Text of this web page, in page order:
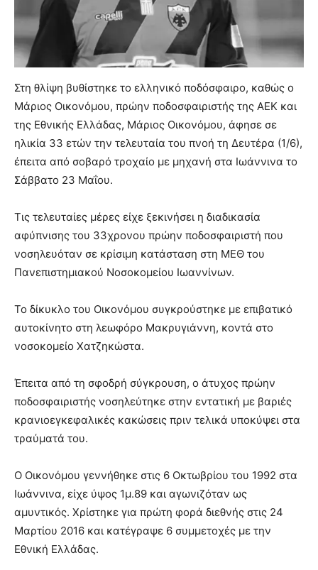
Στη θλίψη βυθίστηκε το ελληνικό ποδόσφαιρο, καθώς ο
Μάριος Οικονόμου, πρώην ποδοσφαιριστής της ΑΕΚ και
της Εθνικής Ελλάδας, Μάριος Οικονόμου, άφησε σε
ηλικία 33 ετών την τελευταία του πνοή τη Δευτέρα (1/6),
έπειτα από σοβαρό τροχαίο με μηχανή στα Ιωάννινα το
Σάββατο 23 Μαΐου.
Τις τελευταίες μέρες είχε ξεκινήσει η διαδικασία
αφύπνισης του 33χρονου πρώην ποδοσφαιριστή που
νοσηλευόταν σε κρίσιμη κατάσταση στη ΜΕΘ του
Πανεπιστημιακού Νοσοκομείου Ιωαννίνων.
Το δίκυκλο του Οικονόμου συγκρούστηκε με επιβατικό
αυτοκίνητο στη λεωφόρο Μακρυγιάννη, κοντά στο
νοσοκομείο Χατζηκώστα.
Έπειτα από τη σφοδρή σύγκρουση, ο άτυχος πρώην
ποδοσφαιριστής νοσηλεύτηκε στην εντατική με βαριές
κρανιοεγκεφαλικές κακώσεις πριν τελικά υποκύψει στα
τραύματά του.
Ο Οικονόμου γεννήθηκε στις 6 Οκτωβρίου του 1992 στα
Ιωάννινα, είχε ύψος 1μ.89 και αγωνιζόταν ως
αμυντικός. Χρίστηκε για πρώτη φορά διεθνής στις 24
Μαρτίου 2016 και κατέγραψε 6 συμμετοχές με την
Εθνική Ελλάδας.